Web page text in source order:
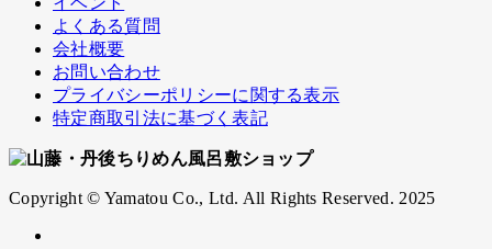
よくある質問
会社概要
お問い合わせ
プライバシーポリシーに関する表示
特定商取引法に基づく表記
Copyright © Yamatou Co., Ltd. All Rights Reserved. 2025